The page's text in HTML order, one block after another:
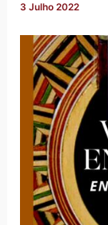
3 Julho 2022